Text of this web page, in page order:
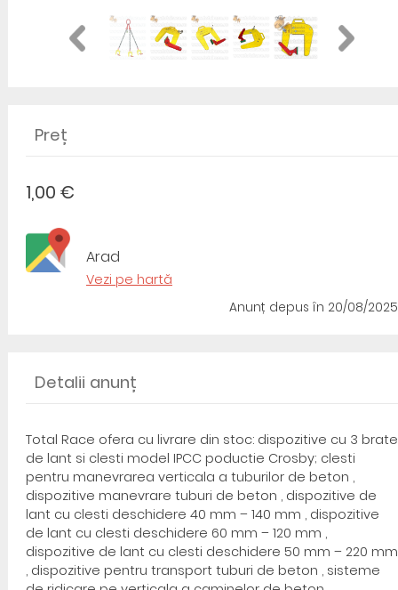
Preț
1,00 €
Arad
Vezi pe hartă
Anunț depus în 20/08/2025
Detalii anunț
Total Race ofera cu livrare din stoc: dispozitive cu 3 brate
de lant si clesti model IPCC poductie Crosby; clesti
pentru manevrarea verticala a tuburilor de beton ,
dispozitive manevrare tuburi de beton , dispozitive de
lant cu clesti deschidere 40 mm – 140 mm , dispozitive
de lant cu clesti deschidere 60 mm – 120 mm ,
dispozitive de lant cu clesti deschidere 50 mm – 220 mm
, dispozitive pentru transport tuburi de beton , sisteme